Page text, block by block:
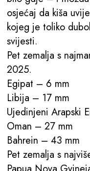
osjećaj da kiša
kojeg je toliko
svijesti.
Pet zemalja s
2025.
Egipat – 6 mm
Libija – 17 mm
Ujedinjeni Arapski
Oman – 27 mm
Bahrein – 43 mm
Pet zemalja s